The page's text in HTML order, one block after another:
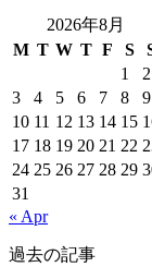
2026年8月
M T W T F S
1
2
3
4 5 6 7 8
9
10 11 12 13 14 15
17 18 19 20 21 22
24 25 26 27 28 29
31
« Apr
過去の記事